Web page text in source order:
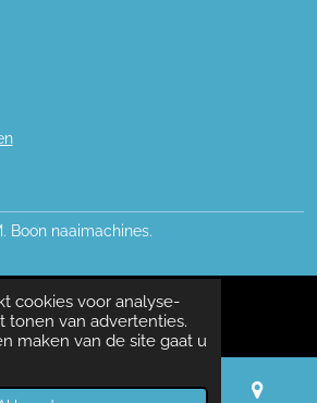
cookies voor analyse-
van advertenties.
maken van de site gaat u
Boon naaimachines.